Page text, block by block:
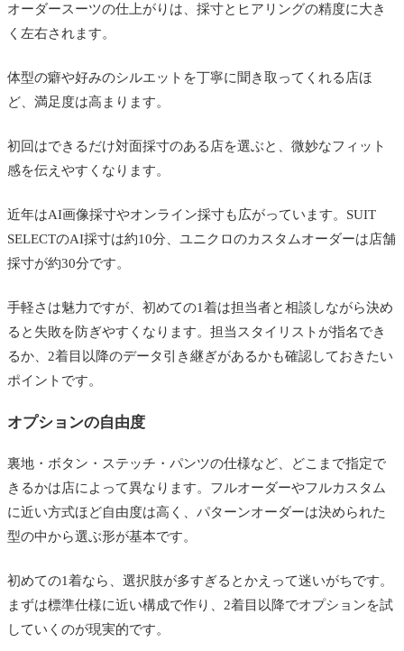
オーダースーツの仕上がりは、採寸とヒアリングの精度に大き
く左右されます。
体型の癖や好みのシルエットを丁寧に聞き取ってくれる店ほ
ど、満足度は高まります。
初回はできるだけ対面採寸のある店を選ぶと、微妙なフィット
感を伝えやすくなります。
近年はAI画像採寸やオンライン採寸も広がっています。SUIT
SELECTのAI採寸は約10分、ユニクロのカスタムオーダーは店舗
採寸が約30分です。
手軽さは魅力ですが、初めての1着は担当者と相談しながら決め
ると失敗を防ぎやすくなります。担当スタイリストが指名でき
るか、2着目以降のデータ引き継ぎがあるかも確認しておきたい
ポイントです。
オプションの自由度
裏地・ボタン・ステッチ・パンツの仕様など、どこまで指定で
きるかは店によって異なります。フルオーダーやフルカスタム
に近い方式ほど自由度は高く、パターンオーダーは決められた
型の中から選ぶ形が基本です。
初めての1着なら、選択肢が多すぎるとかえって迷いがちです。
まずは標準仕様に近い構成で作り、2着目以降でオプションを試
していくのが現実的です。